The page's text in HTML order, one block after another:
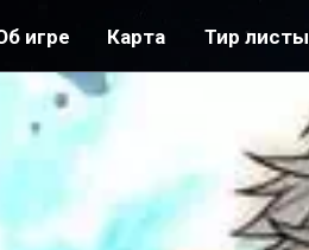
игре Карта Тир листы